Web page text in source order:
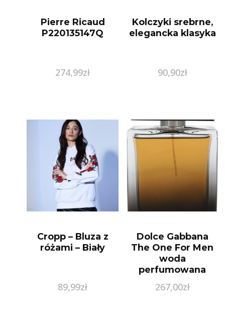
Pierre Ricaud
P220135147Q
274,99zł
Kolczyki srebrne,
elegancka klasyka
90,90zł
Cropp – Bluza z
różami – Biały
89,99zł
Dolce Gabbana
The One For Men
woda
perfumowana
267,00zł